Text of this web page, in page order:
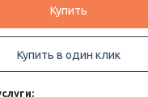
Купить
Купить в один клик